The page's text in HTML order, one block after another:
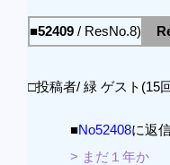
■52409 / ResNo.8)
□投稿者/ 緑 ゲスト(15
■No52408に返
> まだ１年か